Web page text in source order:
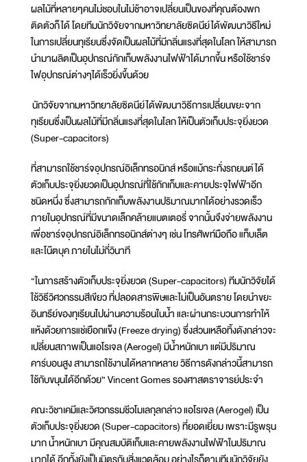
ผลไม้ที่หลายๆคนไม่ชอบในไม่ช้าอาจเปลี่ยนเป็นของที่คุณต้องพก
ติดตัวก็ได้ โดยทีมนักวิจัยจากมหาวิทยาลัยซิดนีย์ได้พัฒนาวิธีใหม่
ในการเปลี่ยนทุเรียนซึ่งจัดเป็นผลไม้ที่มีกลิ่นแรงที่สุดในโลก ให้สามารถ
นำมาผลิตเป็นอุปกรณ์กักเก็บพลังงานไฟฟ้าได้มากขึ้น หรือใช้ชาร์จ
ไฟอุปกรณ์ต่างๆได้เร็วยิ่งขึ้นด้วย
นักวิจัยจากมหาวิทยาลัยซิดนีย์ได้พัฒนาวิธีการเปลี่ยนขยะจาก
ทุเรียนซึ่งเป็นผลไม้ที่มีกลิ่นแรงที่สุดในโลก ให้เป็นตัวเก็บประจุยิ่งยวด
(Super-capacitors)
ที่สามารถใช้ชาร์จอุปกรณ์อิเล็กทรอนิกส์ หรือแม้กระทั่งรถยนต์ได้
ตัวเก็บประจุยิ่งยวดเป็นอุปกรณ์ที่ใช้กักเก็บและคายประจุไฟฟ้าอีก
ชนิดหนึ่ง ซึ่งสามารถกักเก็บพลังงานปริมาณมากได้อย่างรวดเร็ว
ภายในอุปกรณ์ที่มีขนาดเล็กคล้ายแบตเตอรี่ จากนั้นจึงจ่ายพลังงาน
เพื่อชาร์จอุปกรณ์อิเล็กทรอนิกส์ต่างๆ เช่น โทรศัพท์มือถือ แท็บเล็ต
และโน๊ตบุค ภายในไม่กี่วินาที
“ในการสร้างตัวเก็บประจุยิ่งยวด (Super-capacitors) ทีมนักวิจัยได้
ใช้วิธีวิศวกรรมสีเขียว ที่ปลอดสารพิษและไม่เป็นอันตราย โดยนำขยะ
อินทรีย์ของทุเรียนไปผ่านความร้อนในน้ำ และผ่านกระบวนการทำให้
แห้งด้วยการแช่เยือกแข็ง (Freeze drying) ซึ่งส่วนเหลือทิ้งดังกล่าวจะ
เปลี่ยนสภาพเป็นแอโรเจล (Aerogel) มีน้ำหนักเบา แต่มีปริมาณ
คาร์บอนสูง สามารถใช้งานได้หลากหลาย วิธีการดังกล่าวนี้สามารถ
ใช้กับขนุนได้อีกด้วย” Vincent Gomes รองศาสตราจารย์ประจำ
คณะวิชาเคมีและวิศวกรรมชีวโมเลกุลกล่าว แอโรเจล (Aerogel) เป็น
ตัวเก็บประจุยิ่งยวด (Super-capacitors) ที่ยอดเยี่ยม เพราะมีรูพรุน
มาก น้ำหนักเบา มีคุณสมบัติเก็บและคายพลังงานไฟฟ้าในปริมาณ